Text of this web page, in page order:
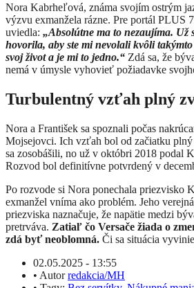
Nora Kabrheľová, známa svojím ostrým
výzvu exmanžela rázne. Pre portál PLUS
uviedla: „Absolútne ma to nezaujíma. Už
hovorila, aby ste mi nevolali kvôli
svoj život a je mi to jedno.“ Zdá sa, že
nemá v úmysle vyhovieť požiadavke
Turbulentný vzťah plný
Nora a František sa spoznali počas
Mojsejovci. Ich vzťah bol od začiatku
sa zosobášili, no už v októbri 2018 podal
Rozvod bol definitívne potvrdený v
Po rozvode si Nora ponechala priezvisko
exmanžel vníma ako problém. Jeho
priezviska naznačuje, že napätie medzi
pretrváva. Zatiaľ čo Versače žiada o
zdá byť neoblomná. Či sa situácia
02.05.2025 - 13:55
• Autorredakcia/MH